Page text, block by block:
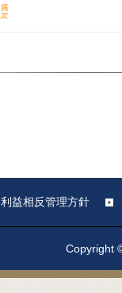
利益相反管理方針
Copyright